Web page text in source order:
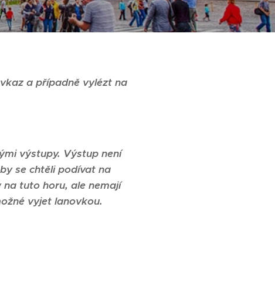
apřípadně vylézt na
výstupy. Výstup není
se chtěli podívat na
tuto horu, ale nemají
vyjet lanovkou.